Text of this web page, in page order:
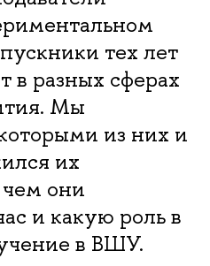
тех лет
в разных сферах
Мы
из них и
их
они
и какую роль в
в ВШУ.